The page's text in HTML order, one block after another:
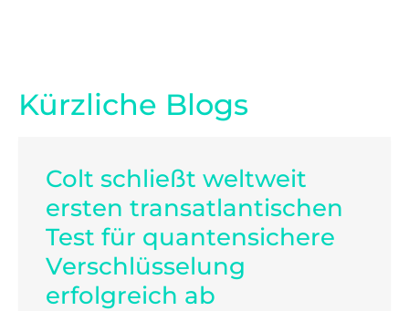
Kürzliche Blogs
Colt schließt weltweit
ersten transatlantischen
Test für quantensichere
Verschlüsselung
erfolgreich ab